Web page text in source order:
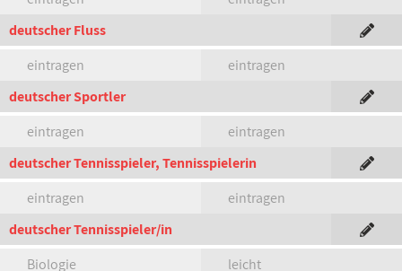
deutscher Fluss
eintragen
eintragen
deutscher Sportler
eintragen
eintragen
deutscher Tennisspieler, Tennisspielerin
eintragen
eintragen
deutscher Tennisspieler/in
Biologie
leicht